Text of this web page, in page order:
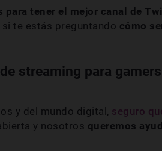
para tener el mejor canal de
te estás preguntando cómo
streaming para gamers
y del mundo digital, seguro
y nosotros queremos